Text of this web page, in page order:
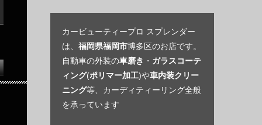
カービューティープロ スプレンダー
は、 福岡県福岡市博多区のお店です。
自動車の外装の車磨き ・ ガラスコーテ
ィング(ポリマー加工)や車内装クリー
ニング等、カーディティーリング全般
を承っています